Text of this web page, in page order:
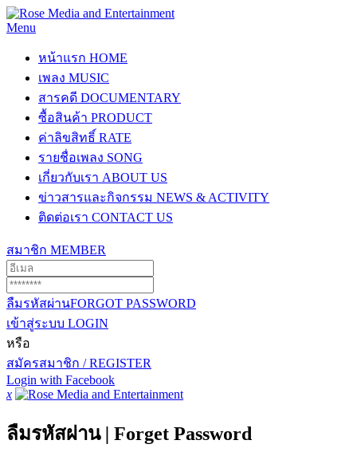
Menu
หน้าแรก HOME
เพลง MUSIC
สารคดี DOCUMENTARY
ซื้อสินค้า PRODUCT
ค่าลิขสิทธิ์ RATE
รายชื่อเพลง SONG
เกี่ยวกับเรา ABOUT US
ข่าวสารและกิจกรรม NEWS & ACTIVITY
ติดต่อเรา CONTACT US
สมาชิก MEMBER
ลืมรหัสผ่านFORGOT PASSWORD
เข้าสู่ระบบ LOGIN
หรือ
สมัครสมาชิก / REGISTER
Login with Facebook
x
ลืมรหัสผ่าน | Forget Password